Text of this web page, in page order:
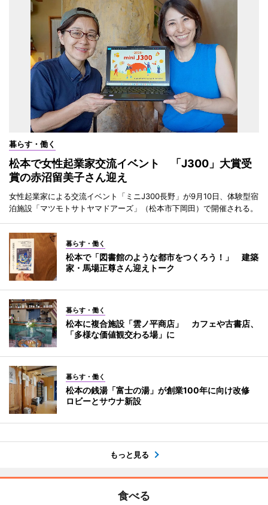
暮らす・働く
松本で女性起業家交流イベント 「J300」大賞受
賞の赤沼留美子さん迎え
女性起業家による交流イベント「ミニJ300長野」が9月10日、体験型宿
泊施設「マツモトサトヤマドアーズ」（松本市下岡田）で開催される。
暮らす・働く
松本で「図書館のような都市をつくろう！」 建築
家・馬場正尊さん迎えトーク
暮らす・働く
松本に複合施設「雲ノ平商店」 カフェや古書店、
「多様な価値観交わる場」に
暮らす・働く
松本の銭湯「富士の湯」が創業100年に向け改修
ロビーとサウナ新設
もっと見る
食べる